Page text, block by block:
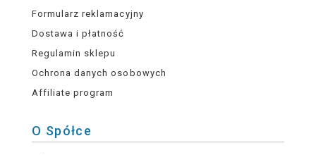
Formularz reklamacyjny
Dostawa i płatność
Regulamin sklepu
Ochrona danych osobowych
Affiliate program
O Spółce